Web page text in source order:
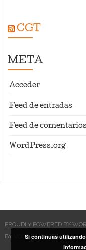
CGT
META
Acceder
Feed de entradas
Feed de
WordPress.org
PROUDLY POWERED BY
BY
VOCE PLATFORMS.
Si continuas